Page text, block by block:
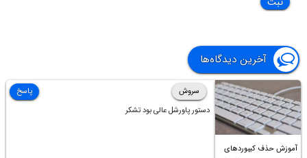
آخرین دیدگاه‌ها
آموزش حذف کیبوردهای
سروش
دستور پاورشل عالی بود تشکر
پاسخ